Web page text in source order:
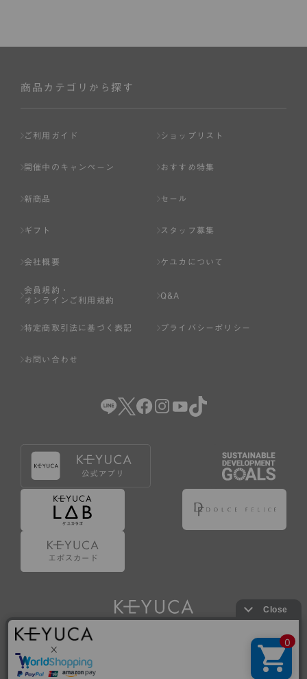
ません。
ページへの入力、または弊社が別途指定する方法に従って
基づき判断した場合は、弊社は、その登録を取り消すこと
のいずれかの事由に該当する場合は、その登録を拒否し、
または事前に通知することなく一旦なされた登録を取り消
いる場合。
（5） その他、本規約または個別規定に違反した場合。
4.会員登録が取り消された場合においても、当該会員は、
弊社とのお取引等により既に発生した支払義務等の取引上
の義務および本規約上の義務の履行責任を免れないものと
します。
5.仮登録とは、ケユカが提供するアプリ等でサービスを利
用するための簡易的な会員登録（以下「仮登録」といいま
6.仮登録をすることで、第9条のポイント付与を受けるこ
とができます。
7.仮登録状態はポイントの利用は行えず、第3条1項の通り
に登録完了することでポイント利用が行えるようになりま
す。
商品カテゴリから探す
ご利用ガイド ショップリスト
開催中のキャンペーン おすすめ特集
新商品 セール
ギフト スタッフ募集
会社概要 ケユカについて
会員規約・
オンラインご利用規約
Q&A
特定商取引法に基づく表記 プライバシーポリシー
お問い合わせ
Copyright © KAWAJUN Co., Ltd. All Rights Reserved.